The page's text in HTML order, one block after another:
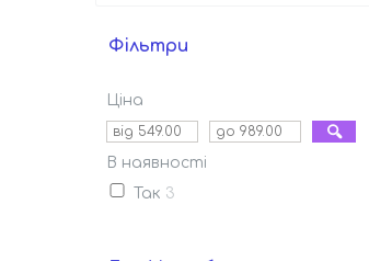
Фільтри
Ціна
В наявності
Так 3